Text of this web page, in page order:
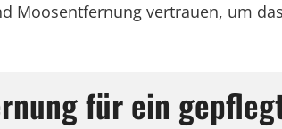
Moosentfernung vertrauen, um
für ein